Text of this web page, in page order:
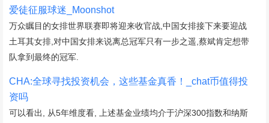
爱徒征服球迷_Moonshot
万众瞩目的女排世界联赛即将迎来收官战,中国女排接下来要迎战
土耳其女排,对中国女排来说离总冠军只有一步之遥,蔡斌肯定想带
队拿到最终的冠军.
CHA:全球寻找投资机会，这些基金真香！_chat币值得投
资吗
可以看出, 从5年维度看, 上述基金业绩均介于沪深300指数和纳斯